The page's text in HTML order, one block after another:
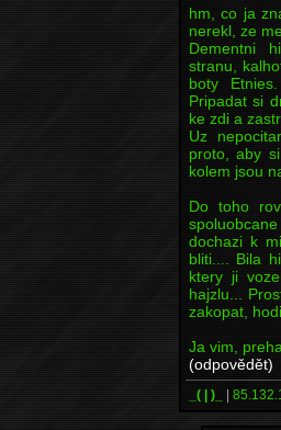
hm, co ja
nerekl, ze
Dementni
stranu,
boty
Pripadat si
ke zdi a
Uz
proto, aby
kolem jsou
Do toho
dochazi k
bliti.... Bila
ktery ji
hajzlu...
zakopat,
Ja vim,
(odpovědět)
_( | )_ |